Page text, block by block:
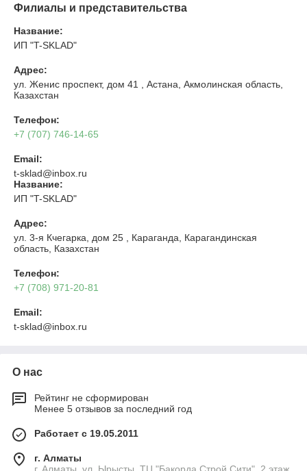
Филиалы и представительства
Название:
ИП "T-SKLAD"
Адрес:
ул. Женис проспект, дом 41 , Астана, Акмолинская область,
Казахстан
Телефон:
+7 (707) 746-14-65
Email:
t-sklad@inbox.ru
Название:
ИП "T-SKLAD"
Адрес:
ул. 3-я Кчегарка, дом 25 , Караганда, Карагандинская
область, Казахстан
Телефон:
+7 (708) 971-20-81
Email:
t-sklad@inbox.ru
О нас
Рейтинг не сформирован
Менее 5 отзывов за последний год
Работает с 19.05.2011
г. Алматы